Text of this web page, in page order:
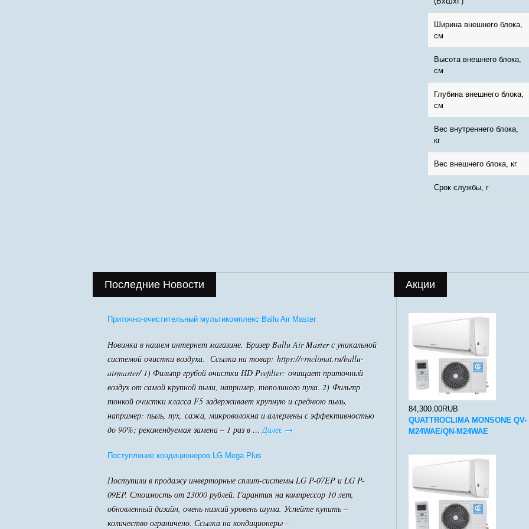
Ширина внешнего блока,
см
Высота внешнего блока,
см
Глубина внешнего блока,
см
Вес внутреннего блока,
кг
Вес внешнего блока, кг
Срок службы, г
Последние Новости
Приточно-очистительный мультикомплекс Ballu Air Master
Новинка в нашем интернет магазине. Бризер Ballu Air Master с уникальной
системой очистки воздуха. Ссылка на товар: https://vrnclimat.ru/ballu-
airmaster/ 1) Фильтр грубой очистки HD Prefilter: очищает приточный
воздух от самой крупной пыли, например, тополиного пуха. 2) Фильтр
тонкой очистки класса F5 задерживает крупную и среднюю пыль,
например: пыль, пух, сажа, микроволокна и аллергены с эффективностью
до 90%; рекомендуемая замена – 1 раз в … Далее →
Поступление кондиционеров LG Mega Plus
Поступили в продажу инверторные сплит-системы LG P-07EP и LG P-
09EP. Стоимость от 23000 рублей. Гарантия на компрессор 10 лет,
обновленный дизайн, очень низкий уровень шума. Успейте купить –
количество ограничено. Ссылка на кондиционеры –
Акции
84,300.00RUB
QUATTROCLIMA MONSONE QV-
M24WAE/QN-M24WAE